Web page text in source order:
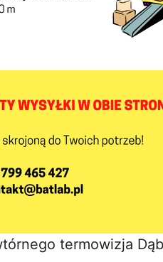
termowizja